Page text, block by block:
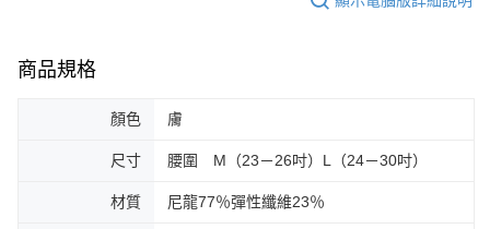
商品規格
顏色 膚
尺寸 腰圍 M（23－26吋）L（24－30吋）
材質 尼龍77％彈性纖維23％